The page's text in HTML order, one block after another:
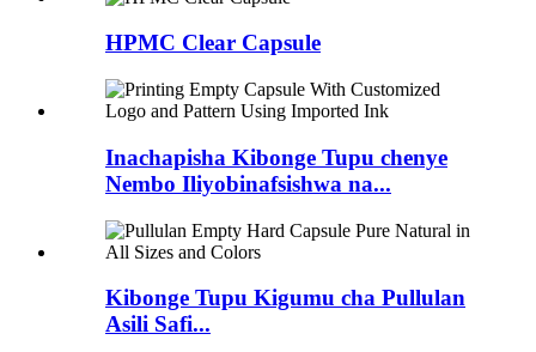
HPMC Clear Capsule
Inachapisha Kibonge Tupu chenye
Nembo Iliyobinafsishwa na...
Kibonge Tupu Kigumu cha Pullulan
Asili Safi...